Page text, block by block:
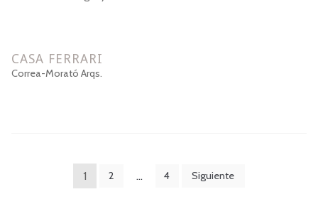
CASA FERRARI
Correa-Morató Arqs.
PAGINACIÓN
1 2 … 4 Siguiente